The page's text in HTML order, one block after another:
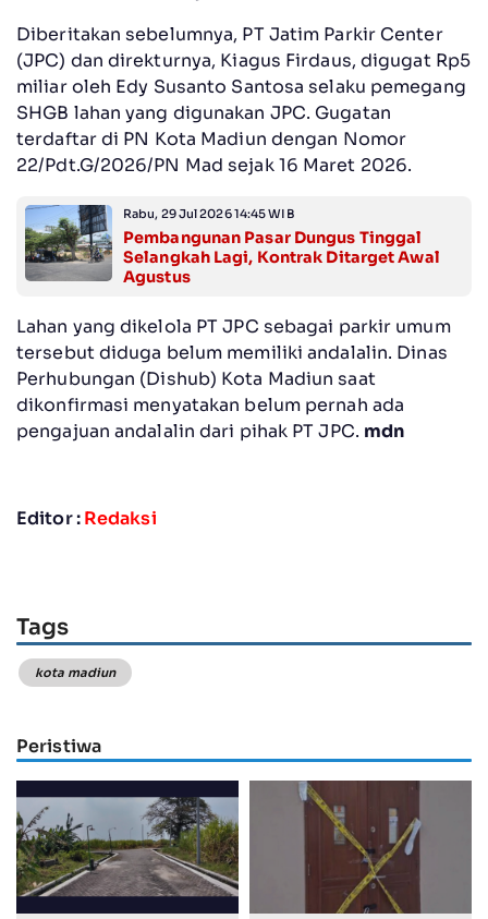
‎Diberitakan sebelumnya, PT Jatim Parkir Center
(JPC) dan direkturnya, Kiagus Firdaus, digugat Rp5
miliar oleh Edy Susanto Santosa selaku pemegang
SHGB lahan yang digunakan JPC. Gugatan
terdaftar di PN Kota Madiun dengan Nomor
22/Pdt.G/2026/PN Mad sejak 16 Maret 2026.
Rabu, 29 Jul 2026 14:45 WIB
Pembangunan Pasar Dungus Tinggal
Selangkah Lagi, Kontrak Ditarget Awal
Agustus ‎
‎Lahan yang dikelola PT JPC sebagai parkir umum
tersebut diduga belum memiliki andalalin. Dinas
Perhubungan (Dishub) Kota Madiun saat
dikonfirmasi menyatakan belum pernah ada
pengajuan andalalin dari pihak PT JPC. mdn
Editor :Redaksi
Tags
kota madiun
Peristiwa